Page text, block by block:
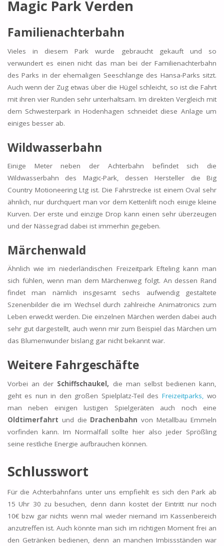
Magic Park Verden
Familienachterbahn
Vieles in diesem Park wurde gebraucht gekauft und so
verwundert es einen nicht das man bei der Familienachterbahn
des Parks in der ehemaligen Seeschlange des Hansa-Parks sitzt.
Auch wenn der Zug etwas über die Hügel schleicht, so ist die Fahrt
mit ihren vier Runden sehr unterhaltsam. Im direkten Vergleich mit
dem Schwesterpark in Hodenhagen schneidet diese Anlage um
einiges besser ab.
Wildwasserbahn
Einige Meter neben der Achterbahn befindet sich die
Wildwasserbahn des Magic-Park, dessen Hersteller die Big
Country Motioneering Ltg ist. Die Fahrstrecke ist einem Oval sehr
ähnlich, nur durchquert man vor dem Kettenlift noch einige kleine
Kurven. Der erste und einzige Drop kann einen sehr überzeugen
und der Nässegrad dabei ist immerhin gegeben.
Märchenwald
Ähnlich wie im niederländischen Freizeitpark Efteling kann man
sich fühlen, wenn man dem Märchenweg folgt. An dessen Rand
findet man nämlich insgesamt sechs aufwendig gestaltete
Szenenbilder die im Wechsel durch zahlreiche Animatronics zum
Leben erweckt werden. Die einzelnen Märchen werden dabei auch
sehr gut dargestellt, auch wenn mir zum Beispiel das Märchen um
das Blumenwunder bislang gar nicht bekannt war.
Weitere Fahrgeschäfte
Vorbei an der Schiffschaukel, die man selbst bedienen kann,
geht es nun in den großen Spielplatz-Teil des Freizeitparks, wo
man neben einigen lustigen Spielgeräten auch noch eine
Oldtimerfahrt und die Drachenbahn von Metallbau Emmeln
vorfinden kann. Im Normalfall sollte hier also jeder Sprößling
seine restliche Energie aufbrauchen können.
Schlusswort
Für die Achterbahnfans unter uns empfiehlt es sich den Park ab
15 Uhr 30 zu besuchen, denn dann kostet der Eintritt nur noch
10€ bzw gar nichts wenn mal wieder niemand im Kassenbereich
anzutreffen ist. Auch könnte man sich im richtigen Moment frei an
den Getränken bedienen, denn an manchen Imbissständen war